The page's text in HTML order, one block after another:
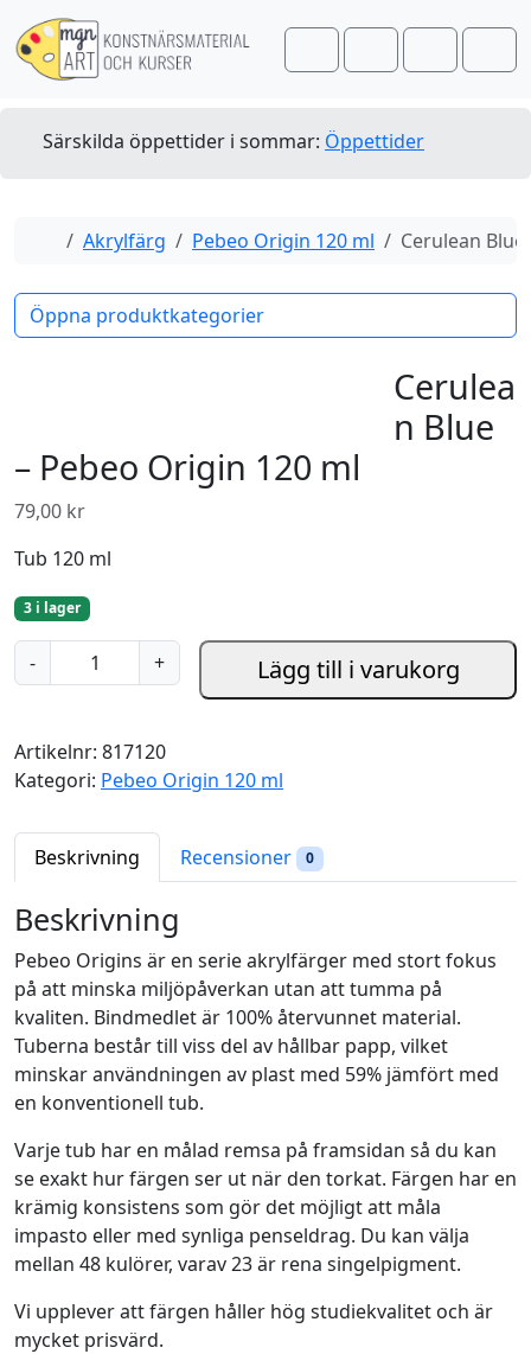
Skip to content
Skip to footer
SearchAccount
Cart
Särskilda öppettider i sommar: Öppettider
Home
Akrylfärg Pebeo Origin 120 ml Cerulean
Öppna produktkategorier
Cerulea
n Blue
– Pebeo Origin 120 ml
79,00 kr
Tub 120 ml
3 i lager
-
C
e
u
l
e
B
l
u
e
-
P
e
b
e
o
O
r
i
g
i
n
1
+ Lägg till i varukorg
Artikelnr: 817120
Kategori: Pebeo Origin 120 ml
Beskrivning Recensioner 0
Beskrivning
Pebeo Origins är en serie akrylfärger med stort fokus
på att minska miljöpåverkan utan att tumma på
kvaliten. Bindmedlet är 100% återvunnet material.
Tuberna består till viss del av hållbar papp, vilket
minskar användningen av plast med 59% jämfört med
en konventionell tub.
Varje tub har en målad remsa på framsidan så du kan
se exakt hur färgen ser ut när den torkat. Färgen har en
krämig konsistens som gör det möjligt att måla
impasto eller med synliga penseldrag. Du kan välja
mellan 48 kulörer, varav 23 är rena singelpigment.
Vi upplever att färgen håller hög studiekvalitet och är
mycket prisvärd.